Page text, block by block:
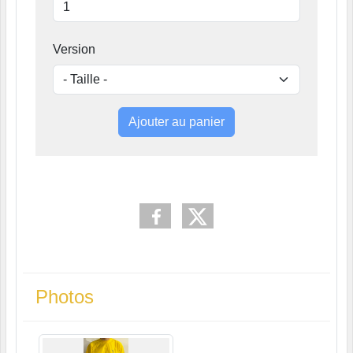
Version
Ajouter au panier
Photos